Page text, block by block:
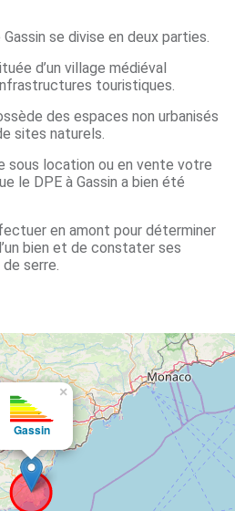
se divise en deux parties.
d’un village médiéval
touristiques.
des espaces non urbanisés
sites naturels.
sous location ou en vente votre
le DPE à Gassin a bien été
en amont pour déterminer
bien et de constater ses
serre.
Gassin
×